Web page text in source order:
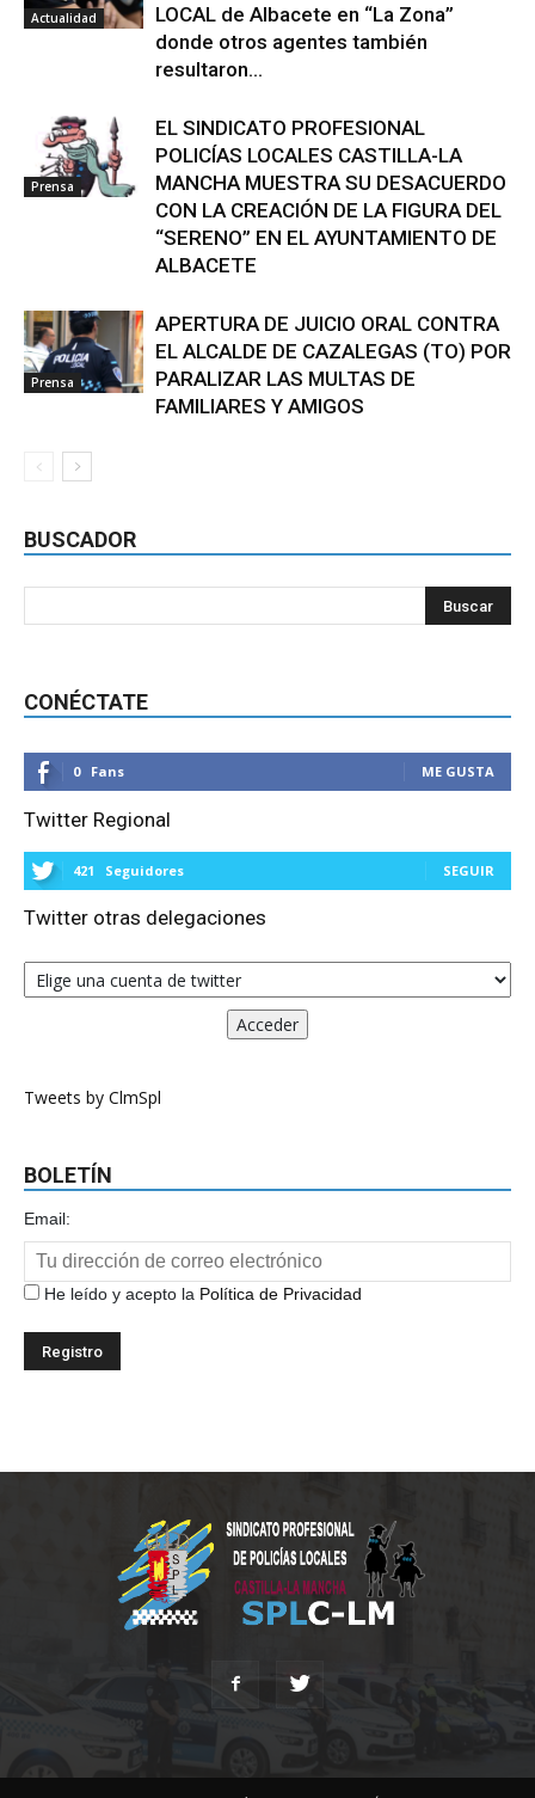
Actualidad
LOCAL de Albacete en “La Zona”
donde otros agentes también
resultaron...
Prensa
EL SINDICATO PROFESIONAL
POLICÍAS LOCALES CASTILLA-LA
MANCHA MUESTRA SU DESACUERDO
CON LA CREACIÓN DE LA FIGURA DEL
“SERENO” EN EL AYUNTAMIENTO DE
ALBACETE
Prensa
APERTURA DE JUICIO ORAL CONTRA
EL ALCALDE DE CAZALEGAS (TO) POR
PARALIZAR LAS MULTAS DE
FAMILIARES Y AMIGOS
BUSCADOR
CONÉCTATE
0 Fans ME GUSTA
Twitter Regional
421 Seguidores SEGUIR
Twitter otras delegaciones
Tweets by ClmSpl
BOLETÍN
Email:
He leído y acepto la Política de Privacidad